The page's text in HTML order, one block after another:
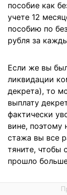
пособие как
учете 12
пособию по
рубля за
Если же вы
ликвидации
декрета), то
выплату
фактически
вине, поэтому
стажа вы все
тяните, чтобы
прошло